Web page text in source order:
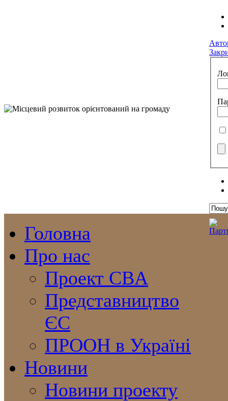
Головна
Про нас
Проект CBA
Представництво
ЄС
ПРООН в Україні
Новини
Новини проекту